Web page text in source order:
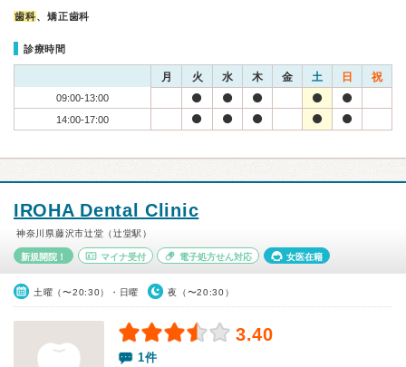
歯科、矯正歯科
診療時間
月 火 水 木 金 土 日 祝
09:00-13:00
14:00-17:00
IROHA Dental Clinic
神奈川県藤沢市辻堂（辻堂駅）
新規開院！ マイナ受付 電子処方せん対応 女医在籍
土曜（〜20:30）・日曜 夜（〜20:30）
3.40
1件